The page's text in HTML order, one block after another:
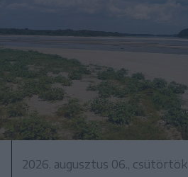
2026. augusztus 06., csütörtök